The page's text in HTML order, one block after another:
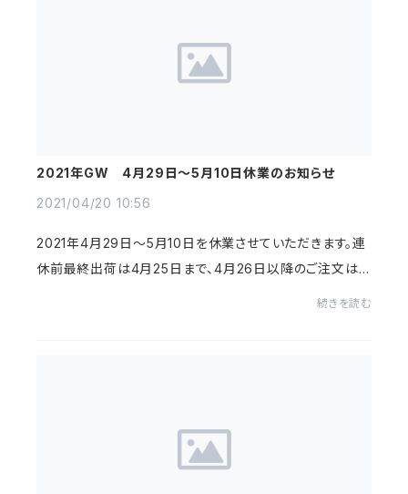
2021年GW 4月29日～5月10日休業のお知らせ
2021/04/20 10:56
2021年4月29日～5月10日を休業させていただきます。連
休前最終出荷は4月25日まで、4月26日以降のご注文は5
続きを読む